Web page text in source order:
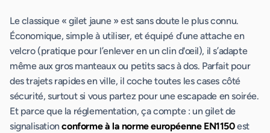
Le classique « gilet jaune » est sans doute le plus connu.
Économique, simple à utiliser, et équipé d’une attache en
velcro (pratique pour l’enlever en un clin d'œil), il s’adapte
même aux gros manteaux ou petits sacs à dos. Parfait pour
des trajets rapides en ville, il coche toutes les cases côté
sécurité, surtout si vous partez pour une escapade en soirée.
Et parce que la réglementation, ça compte : un gilet de
signalisationconforme à la norme européenne EN1150est